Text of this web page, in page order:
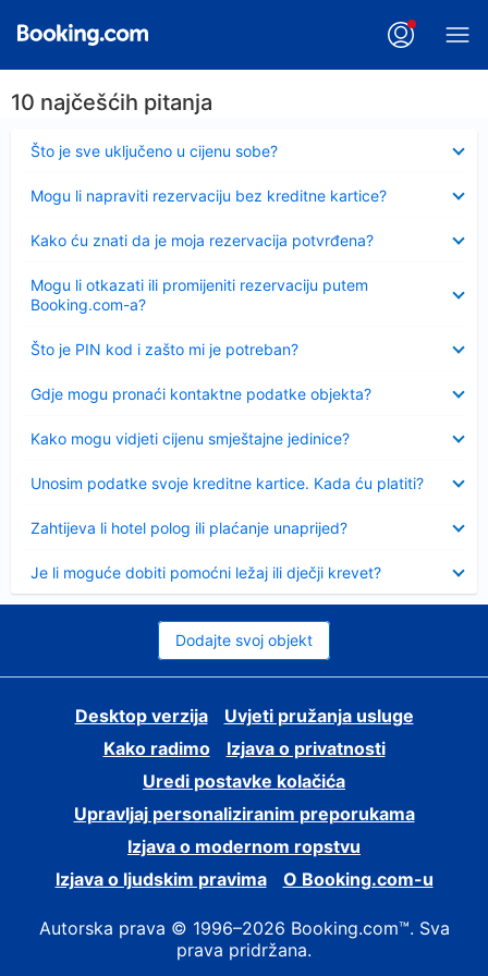
10 najčešćih pitanja
Što je sve uključeno u cijenu sobe?
Sažeto
Mogu li napraviti rezervaciju bez kreditne kartice?
Kako ću znati da je moja rezervacija potvrđena?
Mogu li otkazati ili promijeniti rezervaciju putem
Booking.com-a?
Što je PIN kod i zašto mi je potreban?
Sažeto
Gdje mogu pronaći kontaktne podatke objekta?
Kako mogu vidjeti cijenu smještajne jedinice?
Unosim podatke svoje kreditne kartice. Kada ću platiti?
Zahtijeva li hotel polog ili plaćanje unaprijed?
Je li moguće dobiti pomoćni ležaj ili dječji krevet?
Dodajte svoj objekt
Desktop verzija
Uvjeti pružanja usluge
Kako radimo
Izjava o privatnosti
Uredi postavke kolačića
Upravljaj personaliziranim preporukama
Izjava o modernom ropstvu
Izjava o ljudskim pravima
O Booking.com-u
Autorska prava © 1996–2026 Booking.com™. Sva
prava pridržana.